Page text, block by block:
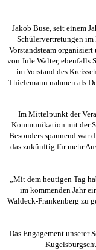
Jakob Buse, seit einem
Schülervertretungen
Vorstandsteam
von Jule Walter, ebenfalls
im Vorstand des
Thielemann nahmen als
Im Mittelpunkt der
Kommunikation mit der
Besonders spannend war
das zukünftig für mehr
„Mit dem heutigen Tag
im kommenden Jahr
Waldeck-Frankenberg zu
Das Engagement unserer